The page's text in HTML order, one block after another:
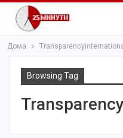
Дома
Browsing Tag